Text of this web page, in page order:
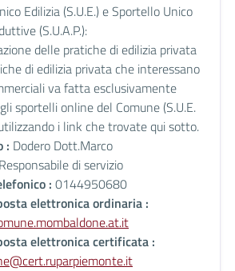
Edilizia (S.U.E.) e Sportello Unico
(S.U.A.P.):
delle pratiche di edilizia privata
di edilizia privata che interessano
va fatta esclusivamente
sportelli online del Comune (S.U.E.
utilizzando i link che trovate qui sotto.
: Dodero Dott.Marco
Responsabile di servizio
: 0144950680
elettronica ordinaria :
elettronica certificata :